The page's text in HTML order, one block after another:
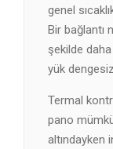
genel
Bir bağlantı
şekilde
yük
Termal
pano
altındayken